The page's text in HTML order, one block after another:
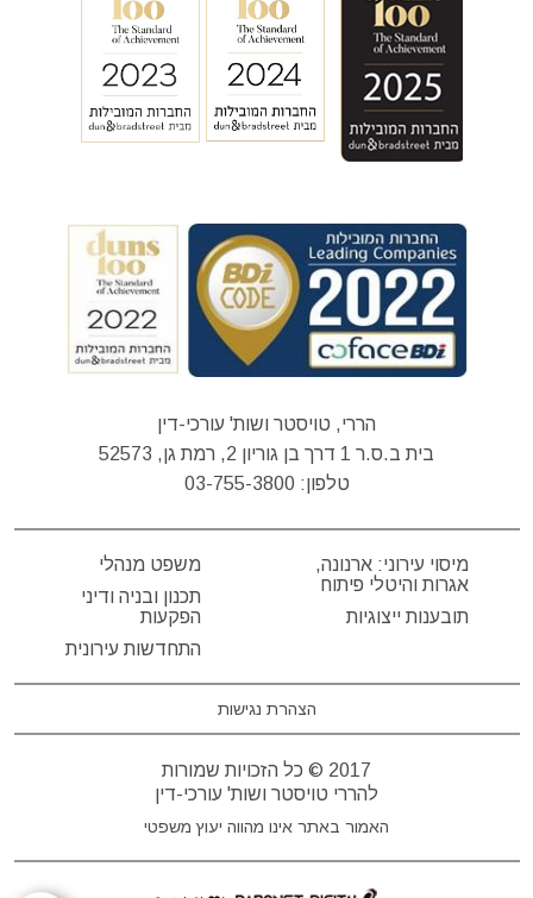
הררי, טויסטר ושות' עורכי-דין
בית ב.ס.ר 1 דרך בן גוריון 2, רמת גן, 52573
טלפון: 03-755-3800
מיסוי עירוני: ארנונה,
אגרות והיטלי פיתוח
תובענות ייצוגיות
משפט מנהלי
תכנון ובניה ודיני
הפקעות
התחדשות עירונית
הצהרת נגישות
2017 © כל הזכויות שמורות
להררי טויסטר ושות' עורכי-דין
האמור באתר אינו מהווה יעוץ משפטי